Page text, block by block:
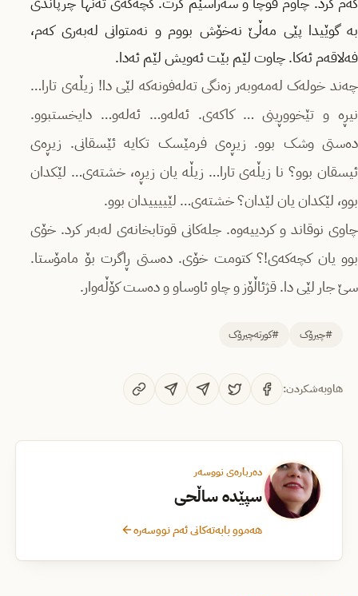
بە گوێیدا پێی مەڵێ نەخۆش بووم و نەمتوانی لەبەری کەم،
فەلاقەم ئەکا. چاوت لێم بێت ئەویش لێم ئەدا.
چەند خولەک لەمەوبەر زەنگی تەلەفونەکە لێی دا! زیڵەی تارا…
نیڕە و تێخووڕینی … کاکەی. ئەلەو… ئەلەو… دایخستبوو.
دەستی وشک بوو. زیڕەی فرمێسک تکایە ئێسقانی. زیڕەی
ئیسقان بوو؟ نا زیڵەی تارا… زیڵە یان زیڕە، خشتەی… لێکدان
بوو، لێکدان یان لێدان؟ خشتەی… لێییییدان بوو.
چاوی نوقاند و کردییەوە. جلەکانی قوتابخانەی لەبەر کرد. خۆی
بوو یان کچەکەی!؟ کتومت خۆی. دەستی ڕاگرت بۆ مامۆستا.
سێ جار لێی دا. قژئاڵۆز و چاو ئاوساو و دەست کۆڵەوار.
#چیرۆک #کورتەچیرۆک
هاوبەشکردن:
دەربارەی نووسەر
سپێدە ساڵحی
هەموو بابەتەکانی ئەم نووسەرە